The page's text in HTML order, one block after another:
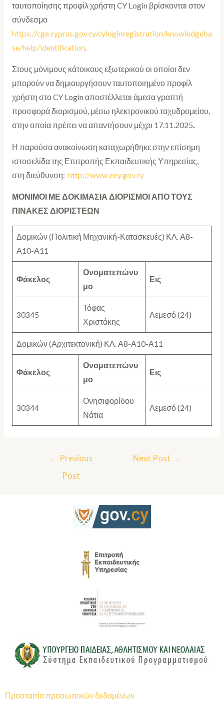
ταυτοποίησης προφίλ χρήστη CY Login βρίσκονται στον
σύνδεσμο
https://cge.cyprus.gov.cy/cyloginregistration/knowledgeba
se/help/identification.
Στους μόνιμους κάτοικους εξωτερικού οι οποίοι δεν
μπορούν να δημιουργήσουν ταυτοποιημένο προφίλ
χρήστη στο CY Login αποστέλλεται άμεσα γραπτή
προσφορά διορισμού, μέσω ηλεκτρονικού ταχυδρομείου,
στην οποία πρέπει να απαντήσουν μέχρι 17.11.2025.
Η παρούσα ανακοίνωση καταχωρήθηκε στην επίσημη
ιστοσελίδα της Επιτροπής Εκπαιδευτικής Υπηρεσίας,
στη διεύθυνση: http://www.eey.gov.cy
ΜΟΝΙΜΟΙ ΜΕ ΔΟΚΙΜΑΣΙΑ ΔΙΟΡΙΣΜΟΙ ΑΠΟ ΤΟΥΣ
ΠΙΝΑΚΕΣ ΔΙΟΡΙΣΤΕΩΝ
Δομικών (Πολιτική Μηχανική-Κατασκευές) ΚΛ. Α8-
Α10-Α11
Φάκελος
Ονοματεπώνυ
μο
Εις
30345
Τόφας
Χριστάκης
Λεμεσό (24)
Δομικών (Αρχιτεκτονική) ΚΛ. Α8-Α10-Α11
Φάκελος
Ονοματεπώνυ
μο
Εις
30344
Ονησιφορίδου
Νάτια
Λεμεσό (24)
← Previous
Post
Next Post →
Προστασία προσωπικών δεδομένων